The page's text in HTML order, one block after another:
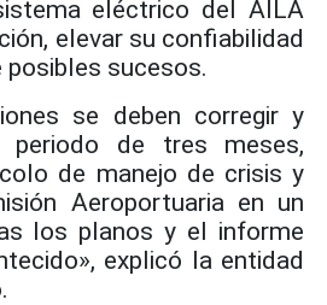
eléctrico del AILA
elevar su confiabilidad
posibles sucesos.
se deben corregir y
periodo de tres meses,
de manejo de crisis y
Aeroportuaria en un
los planos y el informe
explicó la entidad